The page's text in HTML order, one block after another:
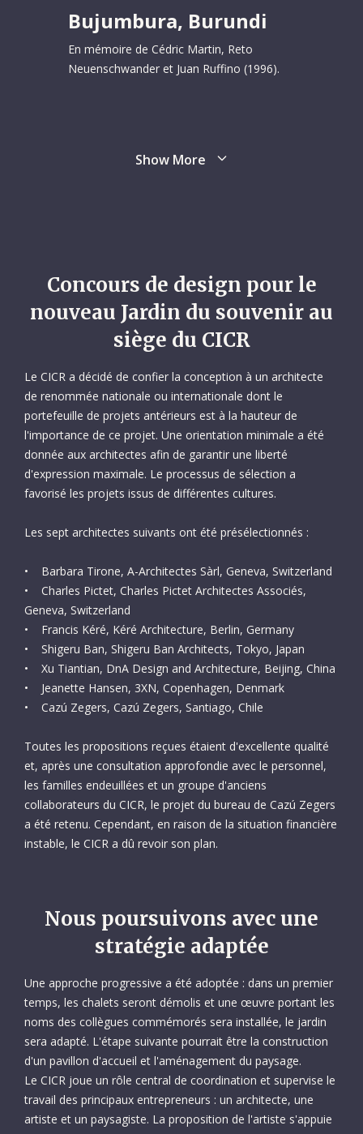
Bujumbura, Burundi
En mémoire de Cédric Martin, Reto
Neuenschwander et Juan Ruffino (1996).
Novye Atagi, Russie
En mémoire de Fernanda Calado, Hans
Elkerbout, Ingeborg Foss, Nancy Malloy,
Gunnhild Myklebust et Sheryl Thayer
Bunia, République
démocratique du
Congo
En mémoire de Aduwe Boboli, Julio
Delgado, Rita Fox-Stucki, Jean
Molokabonge, Véronique Saro et Unen
Ufoirworth (2001).Lire la suite
Donetsk, Ukraine
En mémoire de Laurent DuPasquier (2014).
Show More
Concours de design pour le
nouveau Jardin du souvenir au
siège du CICR
Le CICR a décidé de confier la conception à un architecte
de renommée nationale ou internationale dont le
portefeuille de projets antérieurs est à la hauteur de
l'importance de ce projet. Une orientation minimale a été
donnée aux architectes afin de garantir une liberté
d'expression maximale. Le processus de sélection a
favorisé les projets issus de différentes cultures.
Les sept architectes suivants ont été présélectionnés :
• Barbara Tirone, A-Architectes Sàrl, Geneva, Switzerland
• Charles Pictet, Charles Pictet Architectes Associés,
Geneva, Switzerland
• Francis Kéré, Kéré Architecture, Berlin, Germany
• Shigeru Ban, Shigeru Ban Architects, Tokyo, Japan
• Xu Tiantian, DnA Design and Architecture, Beijing, China
• Jeanette Hansen, 3XN, Copenhagen, Denmark
• Cazú Zegers, Cazú Zegers, Santiago, Chile
Toutes les propositions reçues étaient d'excellente qualité
et, après une consultation approfondie avec le personnel,
les familles endeuillées et un groupe d'anciens
collaborateurs du CICR, le projet du bureau de Cazú Zegers
a été retenu. Cependant, en raison de la situation financière
instable, le CICR a dû revoir son plan.
Nous poursuivons avec une
stratégie adaptée
Une approche progressive a été adoptée : dans un premier
temps, les chalets seront démolis et une œuvre portant les
noms des collègues commémorés sera installée, le jardin
sera adapté. L'étape suivante pourrait être la construction
d'un pavillon d'accueil et l'aménagement du paysage.
Le CICR joue un rôle central de coordination et supervise le
travail des principaux entrepreneurs : un architecte, une
artiste et un paysagiste. La proposition de l'artiste s'appuie